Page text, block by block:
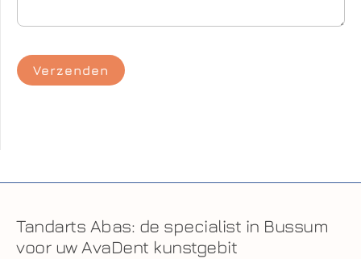
Tandarts Abas: de specialist in Bussum
voor uw AvaDent kunstgebit